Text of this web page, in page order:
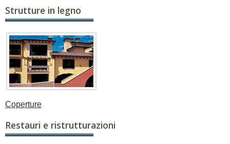
Strutture in legno
Coperture
Restauri e ristrutturazioni